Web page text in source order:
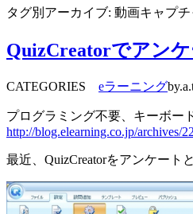
タグ別アーカイブ: 動画キャプチ
QuizCreatorでアン
CATEGORIES eラーニング
プログラミング不要、キーボー
http://blog.elearning.co.jp/archives/
最近、QuizCreatorをアンケー